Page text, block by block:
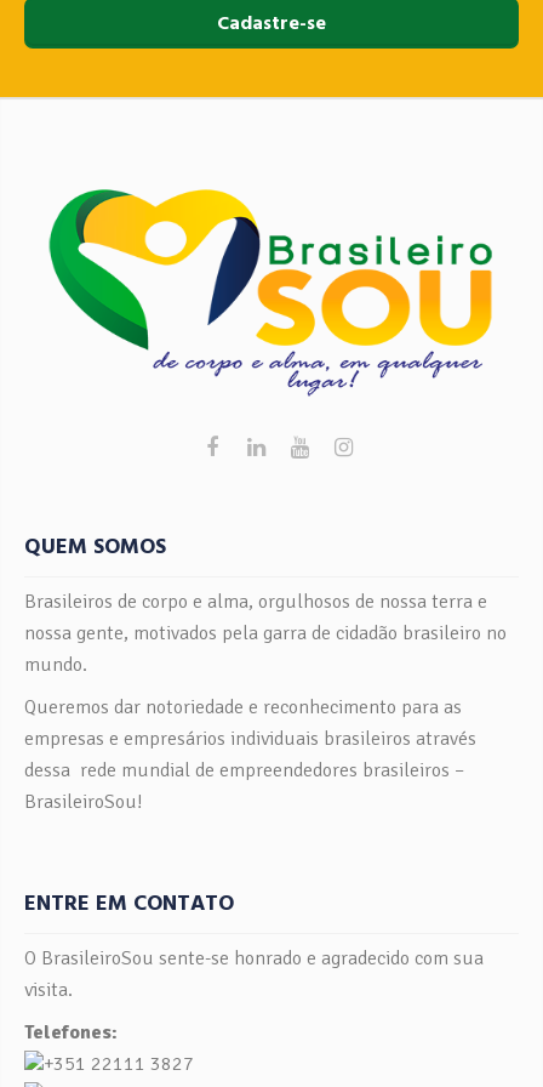
Cadastre-se
QUEM SOMOS
Brasileiros de corpo e alma, orgulhosos de nossa terra e
nossa gente, motivados pela garra de cidadão brasileiro no
mundo.
Queremos dar notoriedade e reconhecimento para as
empresas e empresários individuais brasileiros através
dessa rede mundial de empreendedores brasileiros –
BrasileiroSou!
ENTRE EM CONTATO
O BrasileiroSou sente-se honrado e agradecido com sua
visita.
Telefones:
+351 22111 3827